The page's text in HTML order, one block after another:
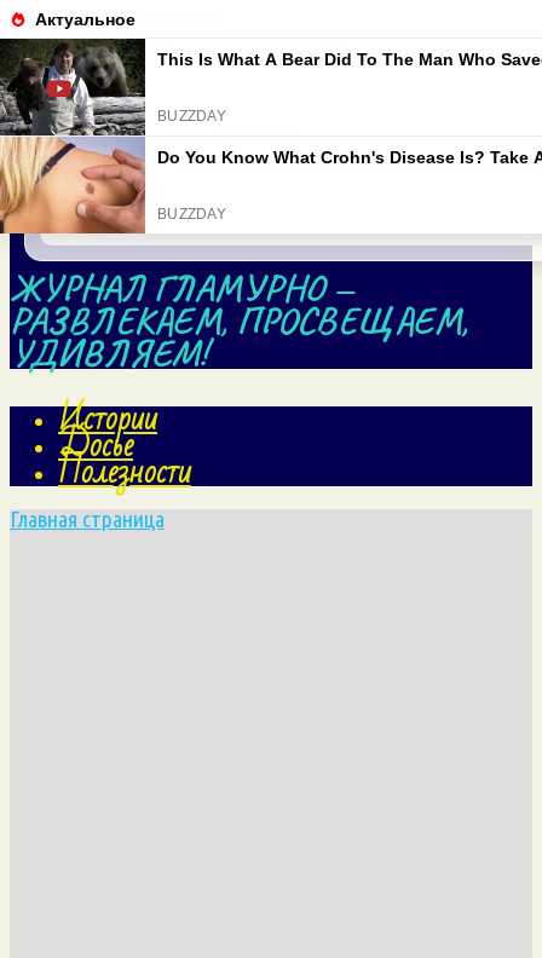
Перейти к содержанию
Search for:
ЖУРНАЛ ГЛАМУРНО —
РАЗВЛЕКАЕМ, ПРОСВЕЩАЕМ,
УДИВЛЯЕМ!
Истории
Досье
Полезности
Главная страница